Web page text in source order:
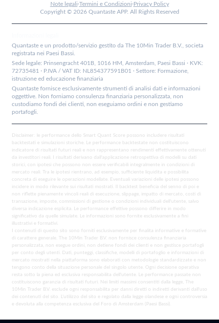
Note legali·Termini e Condizioni·Privacy Policy
Copyright © 2026Quantaste APP. All Rights Reserved
Quantaste e un prodotto/servizio gestito da The 10Min Trader B.V., societa
registrata nei Paesi Bassi.
Sede legale: Prinsengracht 401B, 1016 HM, Amsterdam, Paesi Bassi · KVK:
72735481 · P.IVA / VAT ID: NL854377591B01 · Settore: Formazione,
istruzione ed educazione finanziaria
Quantaste fornisce esclusivamente strumenti di analisi dati e informazioni
oggettive. Non forniamo consulenza finanziaria personalizzata, non
custodiamo fondi dei clienti, non eseguiamo ordini e non gestiamo
portafogli.
Disclaimer: le performance dello Smart Quant Score possono includere risultati
backtestati e simulazioni storiche. Le performance backtestate non costituiscono
indicatore di risultati futuri reali e non rappresentano rendimenti effettivamente ottenuti
da investitori reali. I risultati derivano dall'applicazione retrospettiva di modelli su dati
storici, con ipotesi che possono non essere verificabili integralmente in condizioni di
mercato reali. Tra le ipotesi rientrano, ad esempio, sufficiente liquidita e possibilita
concreta di eseguire le operazioni modellate. Eventuali variazioni delle ipotesi possono
incidere in modo rilevante sui risultati mostrati. Il backtest beneficia del senno di poi e
non riflette pienamente vincoli reali di esecuzione, slippage, impatto di mercato, costi di
transazione, imposte, commissioni di gestione o condizioni individuali dell'utente, salvo
diversa indicazione esplicita. Le performance effettive possono differire in modo
significativo da quelle simulate. Le informazioni sono fornite esclusivamente a fini
illustrativi e formativi.
I contenuti di questo sito sono forniti esclusivamente per finalita informative e formative
di carattere generale. The 10Min Trader B.V. non fornisce consulenza finanziaria
personalizzata, non esegue ordini, non detiene fondi dei clienti e non gestisce portafogli
per conto degli utenti. Dati, punteggi, classifiche, modelli di portafoglio e informazioni di
mercato mostrati nella piattaforma sono elaborati con metodologie standardizzate e non
tengono conto della situazione personale del singolo utente. Ogni decisione operativa
resta sotto la piena ed esclusiva responsabilita dell'utente. Le performance passate non
costituiscono garanzia di risultati futuri. Nei limiti massimi consentiti dalla legge, The
10Min Trader B.V. esclude ogni responsabilita per danni diretti o indiretti derivanti dall'uso
dei contenuti del sito. L'utilizzo del sito e regolato dalla legge olandese e ogni controversia
e devoluta alla competenza esclusiva del Foro di Amsterdam (Paesi Bassi).